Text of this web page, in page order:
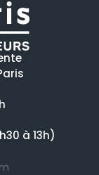
à 13h)